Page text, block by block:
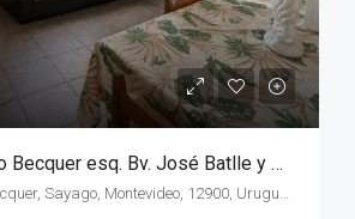
Gustavo Adolfo Becquer esq. Bv. José Batlle y Ordoñez, Oportunidad Inversor !!!!!!
Gustavo Adolfo Becquer, Sayago, Montevideo, 12900, Uruguay